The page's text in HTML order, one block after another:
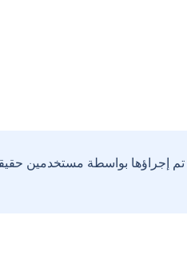
إجراؤها بواسطة مستخدمين